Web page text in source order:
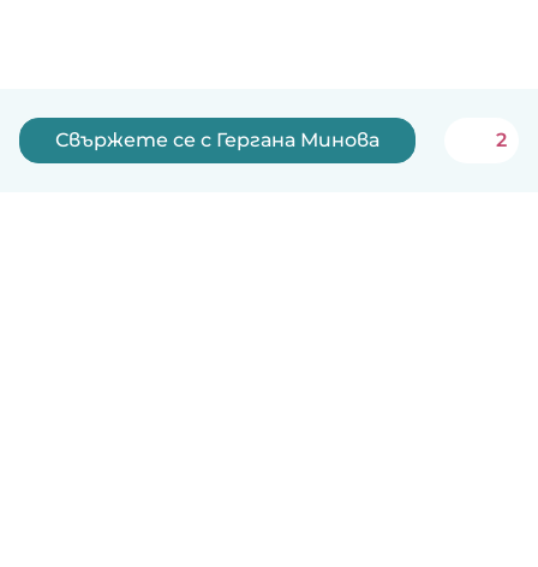
Свържете се с Гергана Минова 2